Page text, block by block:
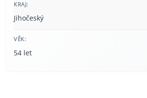
KRAJ:
Jihočeský
VĚK:
54 let